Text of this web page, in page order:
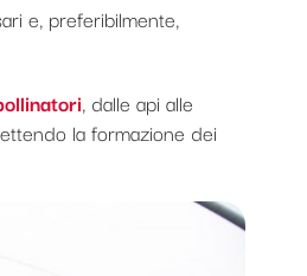
e, preferibilmente,
, dalle api alle
la formazione dei